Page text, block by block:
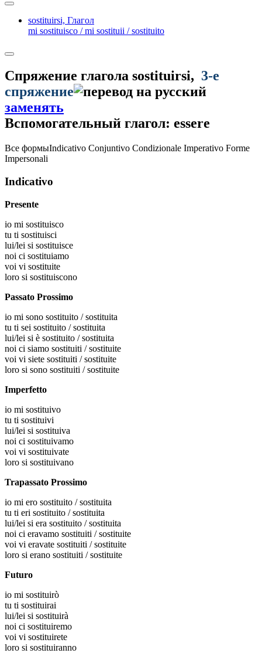
sostituirsi, Глагол
mi sostituisco / mi sostituii / sostituito
Спряжение глагола sostituirsi, 3-е
спряжение
заменять
Вспомогательный глагол: essere
Все формыIndicativo Conjuntivo Condizionale Imperativo Forme
Impersonali
Indicativo
Presente
io mi sostituisco
tu ti sostituisci
lui/lei si sostituisce
noi ci sostituiamo
voi vi sostituite
loro si sostituiscono
Passato Prossimo
io mi sono sostituito / sostituita
tu ti sei sostituito / sostituita
lui/lei si è sostituito / sostituita
noi ci siamo sostituiti / sostituite
voi vi siete sostituiti / sostituite
loro si sono sostituiti / sostituite
Imperfetto
io mi sostituivo
tu ti sostituivi
lui/lei si sostituiva
noi ci sostituivamo
voi vi sostituivate
loro si sostituivano
Trapassato Prossimo
io mi ero sostituito / sostituita
tu ti eri sostituito / sostituita
lui/lei si era sostituito / sostituita
noi ci eravamo sostituiti / sostituite
voi vi eravate sostituiti / sostituite
loro si erano sostituiti / sostituite
Futuro
io mi sostituirò
tu ti sostituirai
lui/lei si sostituirà
noi ci sostituiremo
voi vi sostituirete
loro si sostituiranno